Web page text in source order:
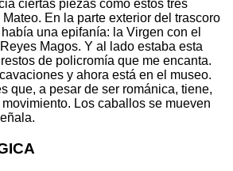
ciertas piezas como estos tres
En la parte exterior del trascoro
una epifanía: la Virgen con el
Magos. Y al lado estaba esta
de policromía que me encanta.
y ahora está en el museo.
que, a pesar de ser románica, tiene,
Los caballos se mueven